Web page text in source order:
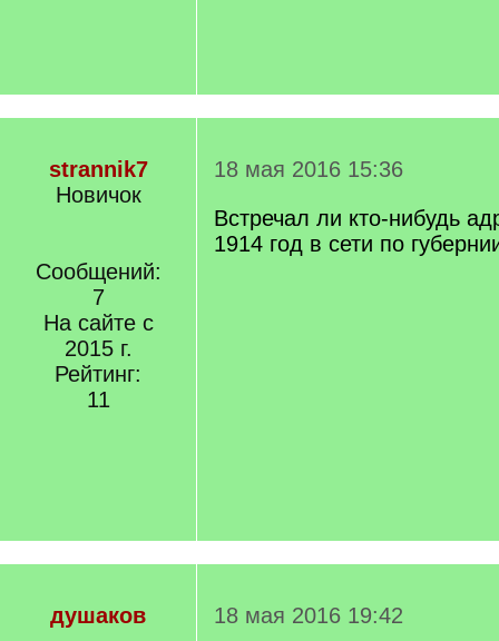
strannik7
Новичок
Сообщений:
7
На сайте с
2015 г.
Рейтинг:
11
18 мая 2016 15:36
Встречал ли кто-нибудь
1914 год в сети по
душаков
18 мая 2016 19:42